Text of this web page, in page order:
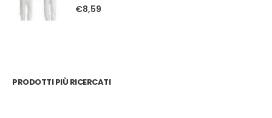
Su 5
€8,59
PRODOTTI PIÙ RICERCATI